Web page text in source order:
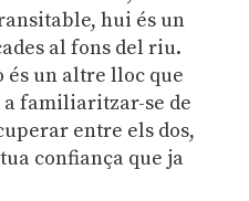
hui és un
al fons del riu.
és un altre lloc que
familiaritzar-se de
entre els dos,
confiança que ja